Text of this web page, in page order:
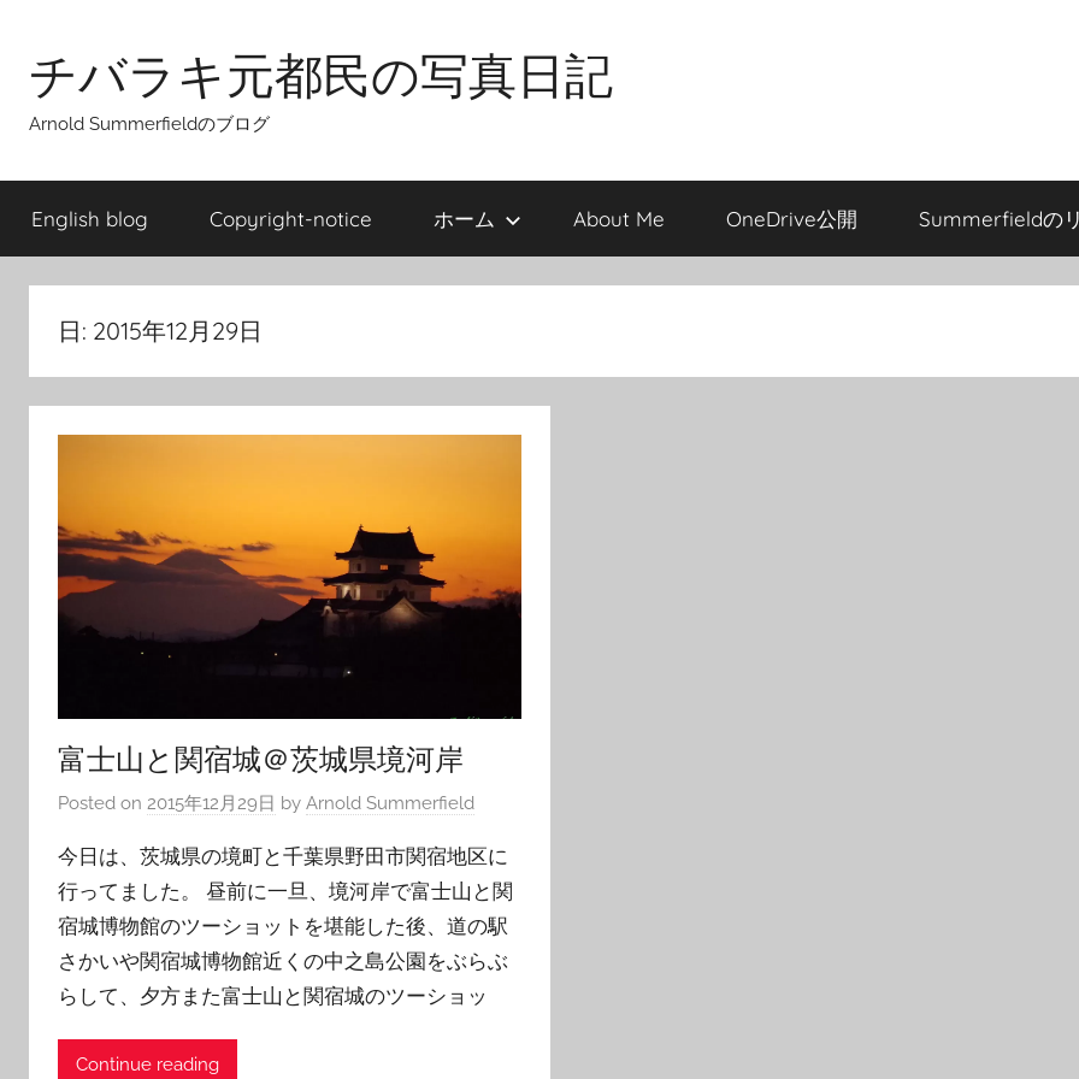
contentチバラキ元都民の写真日記
Arnold Summerfieldのブログ
English blog Copyright-notice ホーム About Me OneDrive公開 Summerfieldの
日: 2015年12月29日
富士山と関宿城＠茨城県境河岸
Posted on 2015年12月29日 by Arnold Summerfield
今日は、茨城県の境町と千葉県野田市関宿地区に
行ってました。 昼前に一旦、境河岸で富士山と関
宿城博物館のツーショットを堪能した後、道の駅
さかいや関宿城博物館近くの中之島公園をぶらぶ
らして、夕方また富士山と関宿城のツーショッ
Continue reading